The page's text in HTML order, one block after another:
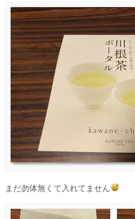
まだ勿体無くて入れてません